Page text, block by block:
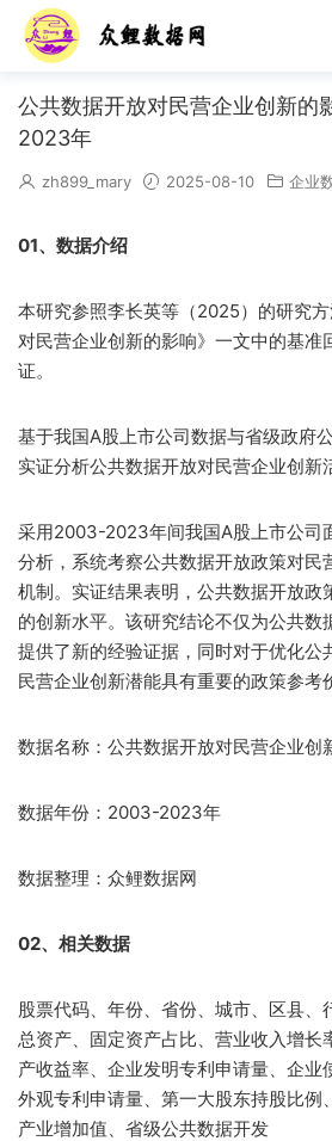
公共数据开放对民营企业创新的
2023年
zh899_mary 2025-08-10 企业
01、数据介绍
本研究参照李长英等（2025）的研究
对民营企业创新的影响》一文中的基准
证。
基于我国A股上市公司数据与省级政府
实证分析公共数据开放对民营企业创新
采用2003-2023年间我国A股上市公司
分析，系统考察公共数据开放政策对民
机制。实证结果表明，公共数据开放政
的创新水平。该研究结论不仅为公共数
提供了新的经验证据，同时对于优化公
民营企业创新潜能具有重要的政策参考
数据名称：公共数据开放对民营企业创
数据年份：2003-2023年
数据整理：众鲤数据网
02、相关数据
股票代码、年份、省份、城市、区县、
总资产、固定资产占比、营业收入增长
产收益率、企业发明专利申请量、企业
外观专利申请量、第一大股东持股比例
产业增加值、省级公共数据开发